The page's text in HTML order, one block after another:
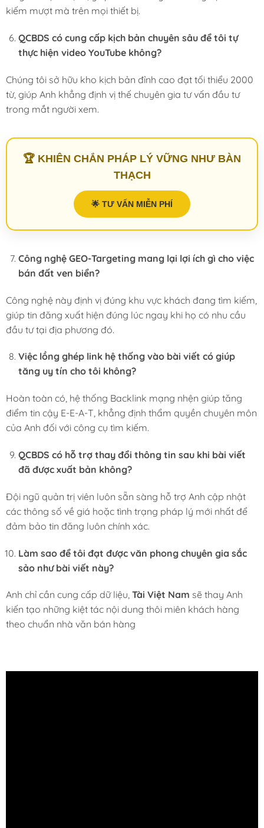
kiếm mượt mà trên mọi thiết bị.
QCBDS có cung cấp kịch bản chuyên sâu để tôi tự
thực hiện video YouTube không?
Chúng tôi sở hữu kho kịch bản đỉnh cao đạt tối thiểu 2000
từ, giúp Anh khẳng định vị thế chuyên gia tư vấn đầu tư
trong mắt người xem.
🏆 KHIÊN CHẮN PHÁP LÝ VỮNG NHƯ BÀN
THẠCH
🌟 TƯ VẤN MIỄN PHÍ
Công nghệ GEO-Targeting mang lại lợi ích gì cho việc
bán đất ven biển?
Công nghệ này định vị đúng khu vực khách đang tìm kiếm,
giúp tin đăng xuất hiện đúng lúc ngay khi họ có nhu cầu
đầu tư tại địa phương đó.
Việc lồng ghép link hệ thống vào bài viết có giúp
tăng uy tín cho tôi không?
Hoàn toàn có, hệ thống Backlink mạng nhện giúp tăng
điểm tin cậy E-E-A-T, khẳng định thẩm quyền chuyên môn
của Anh đối với công cụ tìm kiếm.
QCBDS có hỗ trợ thay đổi thông tin sau khi bài viết
đã được xuất bản không?
Đội ngũ quản trị viên luôn sẵn sàng hỗ trợ Anh cập nhật
các thông số về giá hoặc tình trạng pháp lý mới nhất để
đảm bảo tin đăng luôn chính xác.
Làm sao để tôi đạt được văn phong chuyên gia sắc
sảo như bài viết này?
Anh chỉ cần cung cấp dữ liệu, Tài Việt Nam sẽ thay Anh
kiến tạo những kiệt tác nội dung thôi miên khách hàng
theo chuẩn nhà văn bán hàng